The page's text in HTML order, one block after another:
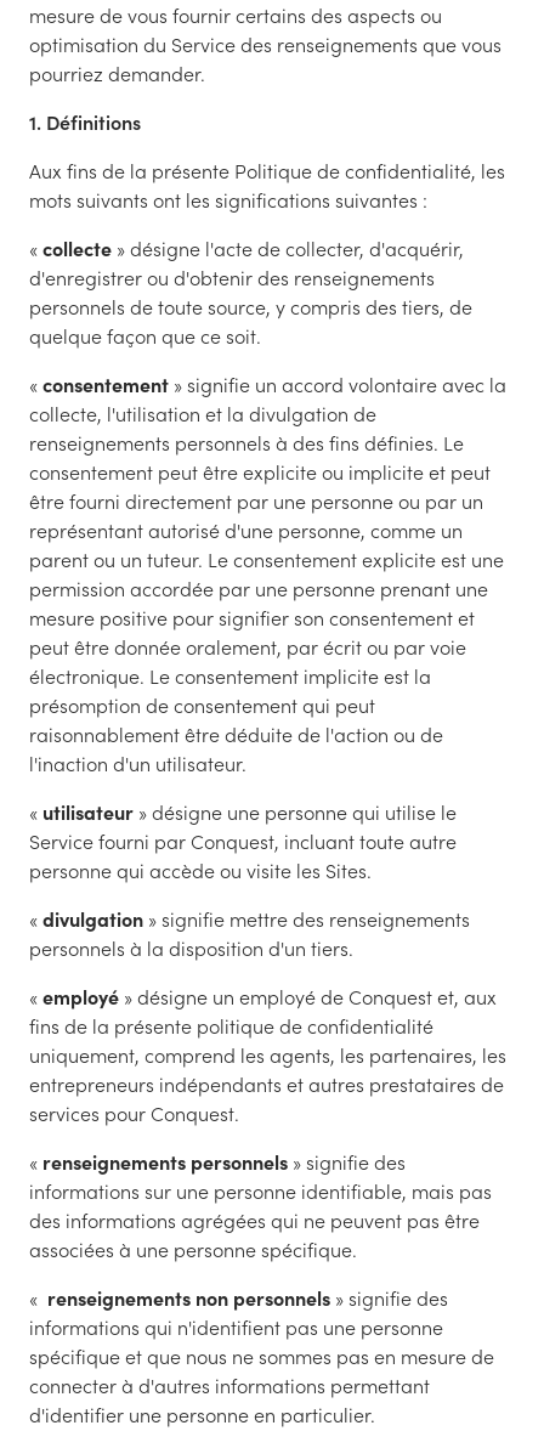
mesure de vous fournir certains des aspects ou
optimisation du Service des renseignements que vous
pourriez demander.
1. Définitions
Aux fins de la présente Politique de confidentialité, les
mots suivants ont les significations suivantes :
«collecte » désigne l'acte de collecter, d'acquérir,
d'enregistrer ou d'obtenir des renseignements
personnels de toute source, y compris des tiers, de
quelque façon que ce soit.
«consentement » signifie un accord volontaire avec la
collecte, l'utilisation et la divulgation de
renseignements personnels à des fins définies. Le
consentement peut être explicite ou implicite et peut
être fourni directement par une personne ou par un
représentant autorisé d'une personne, comme un
parent ou un tuteur. Le consentement explicite est une
permission accordée par une personne prenant une
mesure positive pour signifier son consentement et
peut être donnée oralement, par écrit ou par voie
électronique. Le consentement implicite est la
présomption de consentement qui peut
raisonnablement être déduite de l'action ou de
l'inaction d'un utilisateur.
« utilisateur » désigne une personne qui utilise le
Service fourni par Conquest, incluant toute autre
personne qui accède ou visite les Sites.
«divulgation » signifie mettre des renseignements
personnels à la disposition d'un tiers.
«employé » désigne un employé de Conquest et, aux
fins de la présente politique de confidentialité
uniquement, comprend les agents, les partenaires, les
entrepreneurs indépendants et autres prestataires de
services pour Conquest.
« renseignements personnels » signifie des
informations sur une personne identifiable, mais pas
des informations agrégées qui ne peuvent pas être
associées à une personne spécifique.
« renseignements non personnels » signifie des
informations qui n'identifient pas une personne
spécifique et que nous ne sommes pas en mesure de
connecter à d'autres informations permettant
d'identifier une personne en particulier.